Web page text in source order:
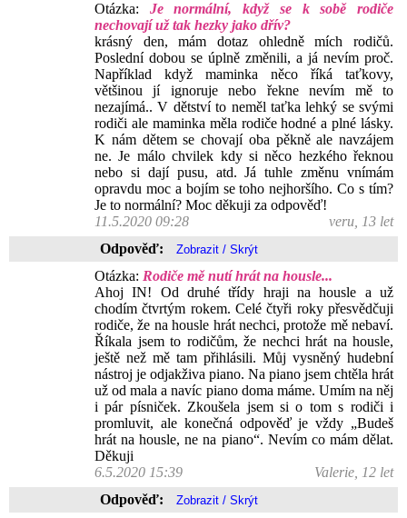
Otázka: Je normální, když se k sobě rodiče
nechovají už tak hezky jako dřív?
krásný den, mám dotaz ohledně mích rodičů.
Poslední dobou se úplně změnili, a já nevím proč.
Například když maminka něco říká taťkovy,
většinou jí ignoruje nebo řekne nevím mě to
nezajímá.. V dětství to neměl taťka lehký se svými
rodiči ale maminka měla rodiče hodné a plné lásky.
K nám dětem se chovají oba pěkně ale navzájem
ne. Je málo chvilek kdy si něco hezkého řeknou
nebo si dají pusu, atd. Já tuhle změnu vnímám
opravdu moc a bojím se toho nejhoršího. Co s tím?
Je to normální? Moc děkuji za odpověď!
11.5.2020 09:28
veru, 13 let
Odpověď:
Otázka: Rodiče mě nutí hrát na housle...
Ahoj IN! Od druhé třídy hraji na housle a už
chodím čtvrtým rokem. Celé čtyři roky přesvědčuji
rodiče, že na housle hrát nechci, protože mě nebaví.
Říkala jsem to rodičům, že nechci hrát na housle,
ještě než mě tam přihlásili. Můj vysněný hudební
nástroj je odjakživa piano. Na piano jsem chtěla hrát
už od mala a navíc piano doma máme. Umím na něj
i pár písniček. Zkoušela jsem si o tom s rodiči i
promluvit, ale konečná odpověď je vždy „Budeš
hrát na housle, ne na piano“. Nevím co mám dělat.
Děkuji
6.5.2020 15:39
Valerie, 12 let
Odpověď: